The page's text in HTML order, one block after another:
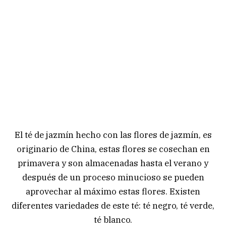
El té de jazmín hecho con las flores de jazmín, es
originario de China, estas flores se cosechan en
primavera y son almacenadas hasta el verano y
después de un proceso minucioso se pueden
aprovechar al máximo estas flores. Existen
diferentes variedades de este té: té negro, té verde,
té blanco.